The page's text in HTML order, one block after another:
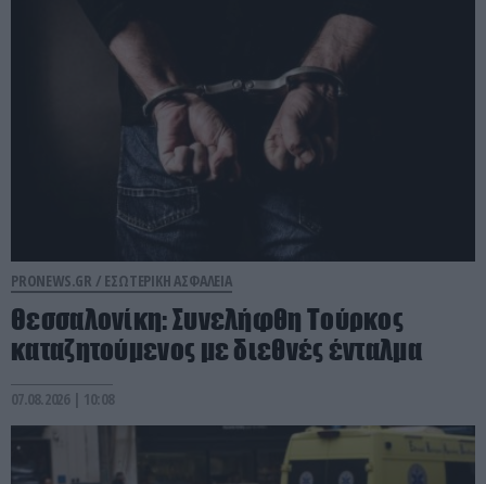
PRONEWS.GR / ΕΣΩΤΕΡΙΚΗ ΑΣΦΑΛΕΙΑ
Θεσσαλονίκη: Συνελήφθη Τούρκος
καταζητούμενος με διεθνές ένταλμα
07.08.2026 | 10:08